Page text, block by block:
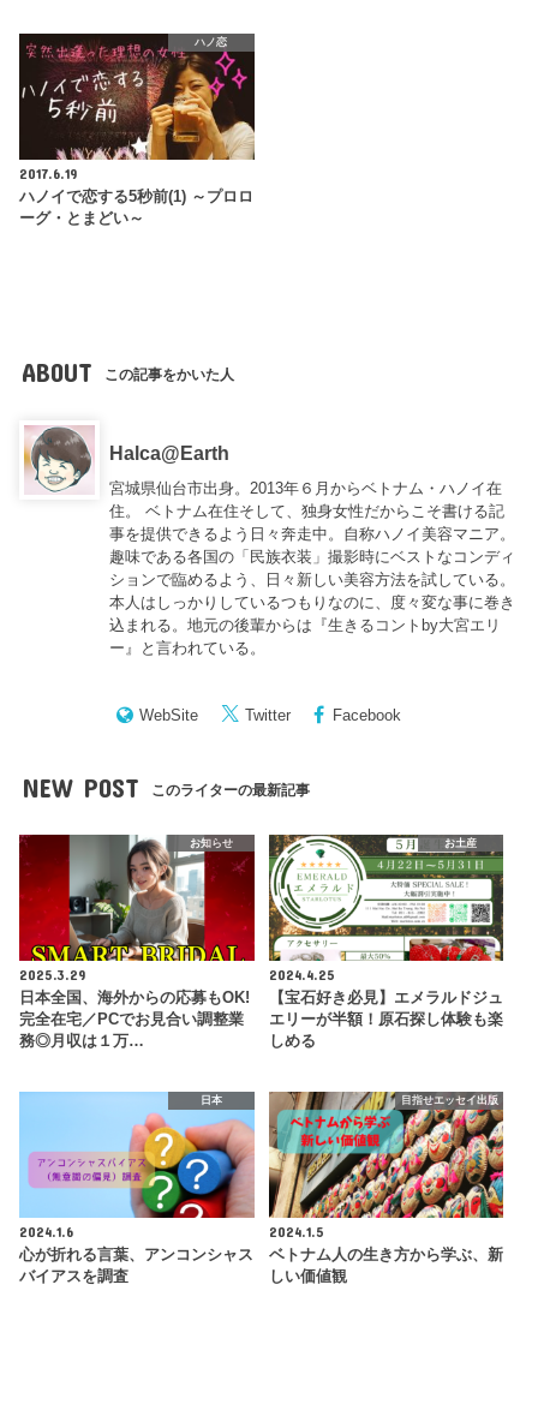
ハノ恋
2017.6.19
ハノイで恋する5秒前(1) ～プロロ
ーグ・とまどい～
ABOUT この記事をかいた人
Halca@Earth
宮城県仙台市出身。2013年６月からベトナム・ハノイ在
住。 ベトナム在住そして、独身女性だからこそ書ける記
事を提供できるよう日々奔走中。自称ハノイ美容マニア。
趣味である各国の「民族衣装」撮影時にベストなコンディ
ションで臨めるよう、日々新しい美容方法を試している。
本人はしっかりしているつもりなのに、度々変な事に巻き
込まれる。地元の後輩からは『生きるコントby大宮エリ
ー 』と言われている。
WebSite Twitter Facebook
NEW POST このライターの最新記事
お知らせ
2025.3.29
日本全国、海外からの応募もOK!
完全在宅／PCでお見合い調整業
務◎月収は１万…
お土産
2024.4.25
【宝石好き必見】エメラルドジュ
エリーが半額！原石探し体験も楽
しめる
日本
2024.1.6
心が折れる言葉、アンコンシャス
バイアスを調査
目指せエッセイ出版
2024.1.5
ベトナム人の生き方から学ぶ、新
しい価値観